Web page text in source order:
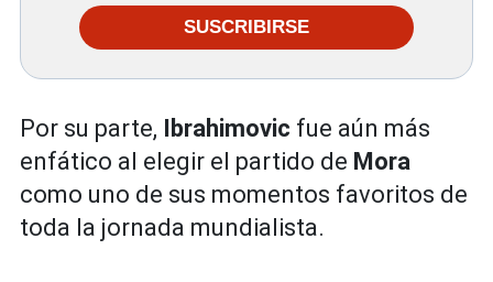
SUSCRIBIRSE
Por su parte, Ibrahimovic fue aún más
enfático al elegir el partido de Mora
como uno de sus momentos favoritos de
toda la jornada mundialista.